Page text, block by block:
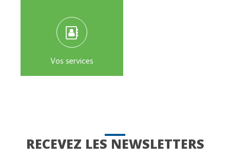
Vos services
RECEVEZ LES NEWSLETTERS